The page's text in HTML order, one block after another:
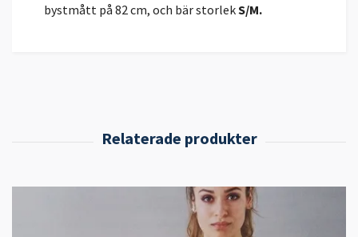
bystmått på 82 cm, och bär storlekS/M.